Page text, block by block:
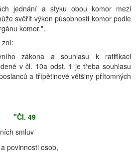
jednání a styku obou komor mezi
svěřit výkon působnosti komor podle
komor.".
zní:
zákona a souhlasu k ratifikaci
v čl. 10a odst. 1 je třeba souhlasu
a třípětinové většiny přítomných
"Čl. 49
smluv
povinnosti osob,